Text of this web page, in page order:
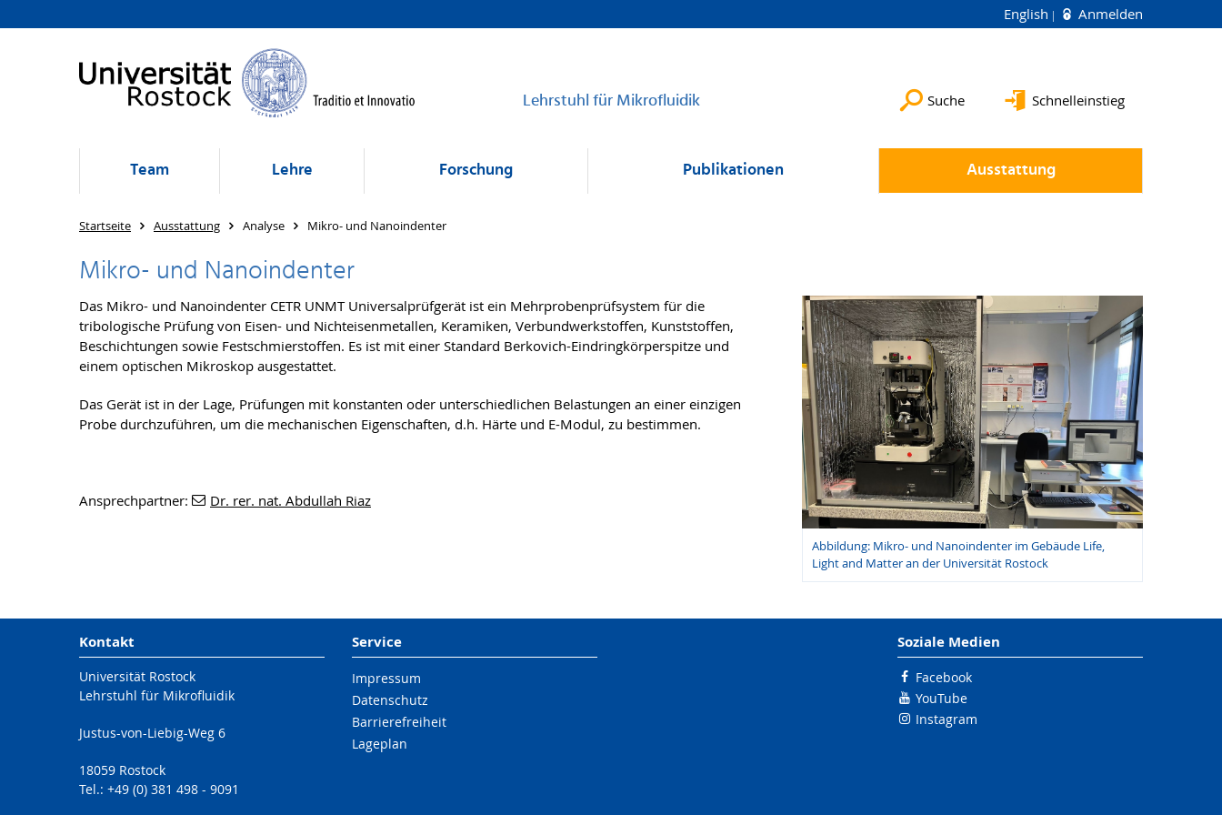
English Anmelden
Lehrstuhl für Mikrofluidik Suche Schnelleinstieg
Team Lehre Forschung Publikationen Ausstattung
Startseite Ausstattung Analyse Mikro- und Nanoindenter
Mikro- und Nanoindenter
Abbildung: Mikro- und Nanoindenter im Gebäude Life,
Light and Matter an der Universität Rostock
Das Mikro- und Nanoindenter CETR UNMT Universalprüfgerät ist ein Mehrprobenprüfsystem für die
tribologische Prüfung von Eisen- und Nichteisenmetallen, Keramiken, Verbundwerkstoffen, Kunststoffen,
Beschichtungen sowie Festschmierstoffen. Es ist mit einer Standard Berkovich-Eindringkörperspitze und
einem optischen Mikroskop ausgestattet.
Das Gerät ist in der Lage, Prüfungen mit konstanten oder unterschiedlichen Belastungen an einer einzigen
Probe durchzuführen, um die mechanischen Eigenschaften, d.h. Härte und E-Modul, zu bestimmen.
Ansprechpartner: Dr. rer. nat. Abdullah Riaz
Kontakt
Universität Rostock
Lehrstuhl für Mikrofluidik
Justus-von-Liebig-Weg 6
18059 Rostock
Tel.: +49 (0) 381 498 - 9091
Service
Impressum
Datenschutz
Barrierefreiheit
Lageplan
Soziale Medien
Facebook
YouTube
Instagram